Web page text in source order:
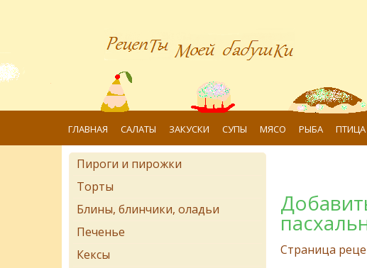
ГЛАВНАЯ САЛАТЫ ЗАКУСКИ СУПЫ МЯСО РЫБА ПТИЦА
Страница
Пироги и пирожки
Торты
Блины, блинчики, оладьи
Печенье
Кексы